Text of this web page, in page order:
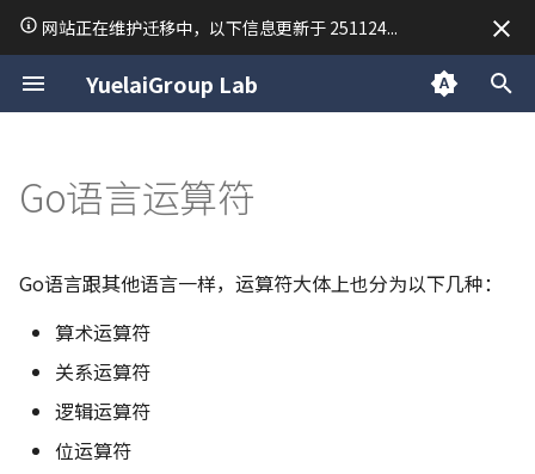
网站正在维护迁移中，以下信息更新于 251124...
YuelaiGroup Lab
正
始
搜
索
引
擎
关于悦来
简单配置一台 Ubuntu 开发机
CentOS7 Slurm 集群搭建
通过 VPN 隧道异地组网
Vim 学习笔记
Tmux 使用指南
个性化配置与建站体验
Linux 手册 | 用户管理命令
Golang 速成 | 初见语法
Golang 速成 | 变量及常量
Golang 速成 | 函数及引用
Golang 速成 | defer
Golang 速成 | slice 和 map
关系运算符
逻辑运算符
位运算符
赋值运算符
其他运算符
Goroutine
Channel
sync包
Select
Context
string原理
slice原理
map原理
sync.map原理
channel原理
Python
Python 笔记 | 常用数据类
C stdout 按行缓冲
Cpp
Writing
MkDocs 常用语法
Mathematics 微分方程手册
Materials Science
双指针
26. 删除有序数组中的重
模拟
字符串
链表
栈
904. 水果成篮
40. 组合总和 II
122. 买卖股票的最佳时机
72. 编辑距离
496/503. 下一个更大元素
RedisMQ
Rapid Authorization Day 3
分类
日常
Go语言运算符
Go语言跟其他语言一样，运算符大体上也分为以下几种：
算术运算符
关系运算符
逻辑运算符
位运算符